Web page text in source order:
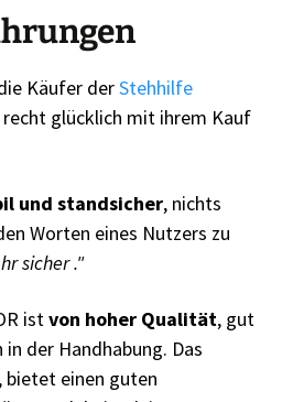
Käufer derStehhilfe
glücklich mit ihrem Kauf
und standsicher, nichts
Worten eines Nutzers zu
sicher ."
istvon hoher Qualität, gut
der Handhabung. Das
einen guten